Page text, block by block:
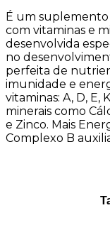
É um
com vitaminas e
desenvolvida
no
perfeita de
imunidade e
vitaminas: A, D, E,
minerais como
e Zinco. Mais
Complexo B